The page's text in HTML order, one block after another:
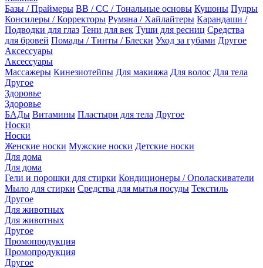
Базы / Праймеры BB / CC / Тональные основы Кушоны Пудры
Консилеры / Корректоры Румяна / Хайлайтеры Карандаши /
Подводки для глаз Тени для век Туши для ресниц Средства
для бровей Помады / Тинты / Блески Уход за губами Другое
Аксессуары
Аксессуары
Массажеры Кинезиотейпы Для макияжа Для волос Для тела
Другое
Здоровье
Здоровье
БАДы Витамины Пластыри для тела Другое
Носки
Носки
Женские носки Мужские носки Детские носки
Для дома
Для дома
Гели и порошки для стирки Кондиционеры / Ополаскиватели
Мыло для стирки Средства для мытья посуды Текстиль
Другое
Для животных
Для животных
Другое
Промопродукция
Промопродукция
Другое